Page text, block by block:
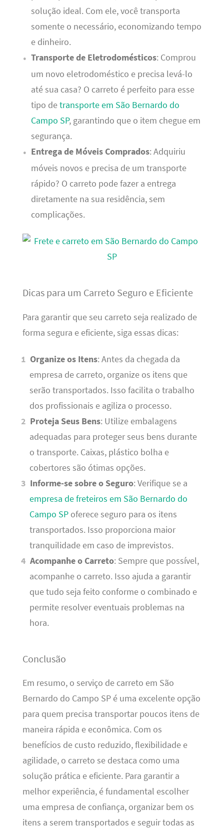
solução ideal. Com ele, você transporta
somente o necessário, economizando tempo
e dinheiro.
Transporte de Eletrodomésticos: Comprou
um novo eletrodoméstico e precisa levá-lo
até sua casa? O carreto é perfeito para esse
tipo detransporte em São Bernardo do
Campo SP, garantindo que o item chegue em
segurança.
Entrega de Móveis Comprados: Adquiriu
móveis novos e precisa de um transporte
rápido? O carreto pode fazer a entrega
diretamente na sua residência, sem
complicações.
Dicas para um Carreto Seguro e Eficiente
Para garantir que seu carreto seja realizado de
forma segura e eficiente, siga essas dicas:
Organize os Itens: Antes da chegada da
empresa de carreto, organize os itens que
serão transportados. Isso facilita o trabalho
dos profissionais e agiliza o processo.
Proteja Seus Bens: Utilize embalagens
adequadas para proteger seus bens durante
o transporte. Caixas, plástico bolha e
cobertores são ótimas opções.
Informe-se sobre o Seguro: Verifique se a
empresa de freteiros em São Bernardo do
Campo SPoferece seguro para os itens
transportados. Isso proporciona maior
tranquilidade em caso de imprevistos.
Acompanhe o Carreto: Sempre que possível,
acompanhe o carreto. Isso ajuda a garantir
que tudo seja feito conforme o combinado e
permite resolver eventuais problemas na
hora.
Conclusão
Em resumo, o serviço de carreto em São
Bernardo do Campo SP é uma excelente opção
para quem precisa transportar poucos itens de
maneira rápida e econômica. Com os
benefícios de custo reduzido, flexibilidade e
agilidade, o carreto se destaca como uma
solução prática e eficiente. Para garantir a
melhor experiência, é fundamental escolher
uma empresa de confiança, organizar bem os
itens a serem transportados e seguir todas as